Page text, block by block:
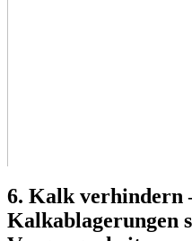
6. Kalk verhindern
Kalkablagerungen